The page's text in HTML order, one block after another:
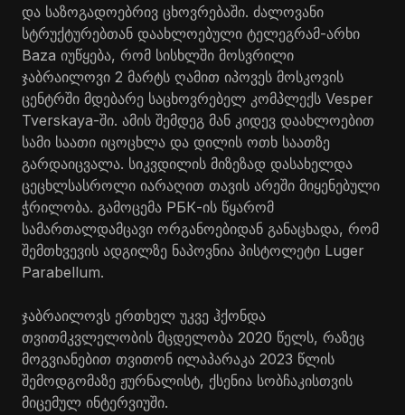
და საზოგადოებრივ ცხოვრებაში. ძალოვანი
სტრუქტურებთან დაახლოებული ტელეგრამ-არხი
Baza იუწყება, რომ სისხლში მოსვრილი
ჯაბრაილოვი 2 მარტს ღამით იპოვეს მოსკოვის
ცენტრში მდებარე საცხოვრებელ კომპლექს Vesper
Tverskaya-ში. ამის შემდეგ მან კიდევ დაახლოებით
სამი საათი იცოცხლა და დილის ოთხ საათზე
გარდაიცვალა. სიკვდილის მიზეზად დასახელდა
ცეცხლსასროლი იარაღით თავის არეში მიყენებული
ჭრილობა. გამოცემა РБК-ის წყარომ
სამართალდამცავი ორგანოებიდან განაცხადა, რომ
შემთხვევის ადგილზე ნაპოვნია პისტოლეტი Luger
Parabellum.
ჯაბრაილოვს ერთხელ უკვე ჰქონდა
თვითმკვლელობის მცდელობა 2020 წელს, რაზეც
მოგვიანებით თვითონ ილაპარაკა 2023 წლის
შემოდგომაზე ჟურნალისტ, ქსენია სობჩაკისთვის
მიცემულ ინტერვიუში.